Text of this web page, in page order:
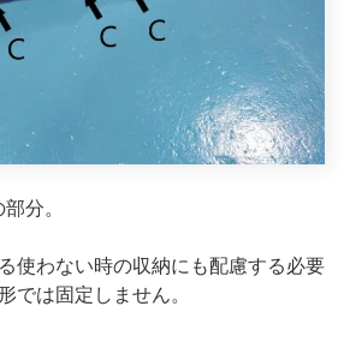
分。
使わない時の収納にも配慮する必要
では固定しません。